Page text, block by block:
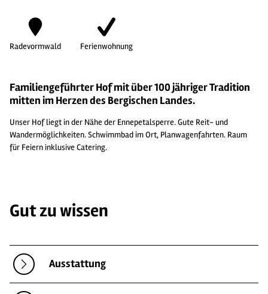
Radevormwald Ferienwohnung
Familiengeführter Hof mit über 100 jähriger Tradition
mitten im Herzen des Bergischen Landes.
Unser Hof liegt in der Nähe der Ennepetalsperre. Gute Reit- und
Wandermöglichkeiten. Schwimmbad im Ort, Planwagenfahrten. Raum
für Feiern inklusive Catering.
Gut zu wissen
Ausstattung